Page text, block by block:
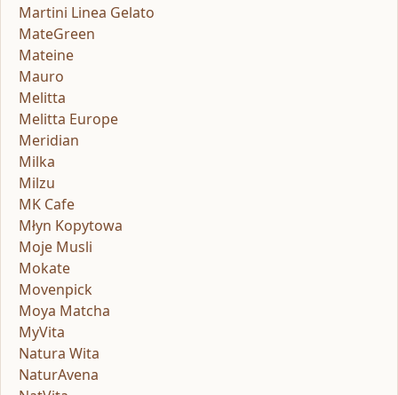
Martini Linea Gelato
MateGreen
Mateine
Mauro
Melitta
Melitta Europe
Meridian
Milka
Milzu
MK Cafe
Młyn Kopytowa
Moje Musli
Mokate
Movenpick
Moya Matcha
MyVita
Natura Wita
NaturAvena